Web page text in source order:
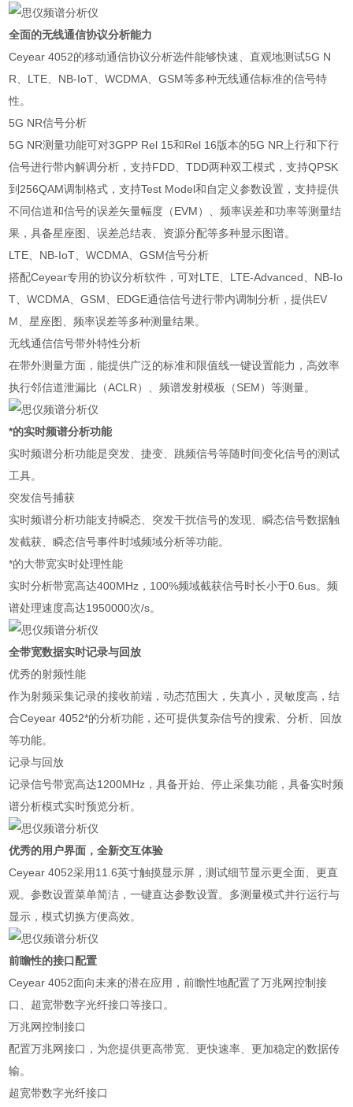
全面的无线通信协议分析能力
Ceyear 4052的移动通信协议分析选件能够快速、直观地测试5G N
R、LTE、NB-IoT、WCDMA、GSM等多种无线通信标准的信号特
性。
5G NR信号分析
5G NR测量功能可对3GPP Rel 15和Rel 16版本的5G NR上行和下行
信号进行带内解调分析，支持FDD、TDD两种双工模式，支持QPSK
到256QAM调制格式，支持Test Model和自定义参数设置，支持提供
不同信道和信号的误差矢量幅度（EVM）、频率误差和功率等测量结
果，具备星座图、误差总结表、资源分配等多种显示图谱。
LTE、NB-IoT、WCDMA、GSM信号分析
搭配Ceyear专用的协议分析软件，可对LTE、LTE-Advanced、NB-Io
T、WCDMA、GSM、EDGE通信信号进行带内调制分析，提供EV
M、星座图、频率误差等多种测量结果。
无线通信信号带外特性分析
在带外测量方面，能提供广泛的标准和限值线一键设置能力，高效率
执行邻信道泄漏比（ACLR）、频谱发射模板（SEM）等测量。
*的实时频谱分析功能
实时频谱分析功能是突发、捷变、跳频信号等随时间变化信号的测试
工具。
突发信号捕获
实时频谱分析功能支持瞬态、突发干扰信号的发现、瞬态信号数据触
发截获、瞬态信号事件时域频域分析等功能。
*的大带宽实时处理性能
实时分析带宽高达400MHz，100%频域截获信号时长小于0.6us。频
谱处理速度高达1950000次/s。
全带宽数据实时记录与回放
优秀的射频性能
作为射频采集记录的接收前端，动态范围大，失真小，灵敏度高，结
合Ceyear 4052*的分析功能，还可提供复杂信号的搜索、分析、回放
等功能。
记录与回放
记录信号带宽高达1200MHz，具备开始、停止采集功能，具备实时频
谱分析模式实时预览分析。
优秀的用户界面，全新交互体验
Ceyear 4052采用11.6英寸触摸显示屏，测试细节显示更全面、更直
观。参数设置菜单简洁，一键直达参数设置。多测量模式并行运行与
显示，模式切换方便高效。
前瞻性的接口配置
Ceyear 4052面向未来的潜在应用，前瞻性地配置了万兆网控制接
口、超宽带数字光纤接口等接口。
万兆网控制接口
配置万兆网接口，为您提供更高带宽、更快速率、更加稳定的数据传
输。
超宽带数字光纤接口